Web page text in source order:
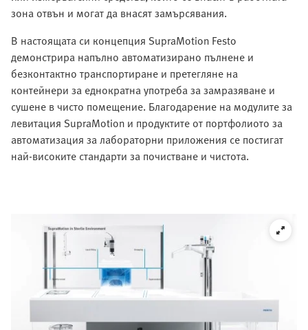
зона отвън и могат да внасят замърсявания.
В настоящата си концепция SupraMotion Festo
демонстрира напълно автоматизирано пълнене и
безконтактно транспортиране и претегляне на
контейнери за еднократна употреба за замразяване и
сушене в чисто помещение. Благодарение на модулите за
левитация SupraMotion и продуктите от портфолиото за
автоматизация за лабораторни приложения се постигат
най-високите стандарти за почистване и чистота.